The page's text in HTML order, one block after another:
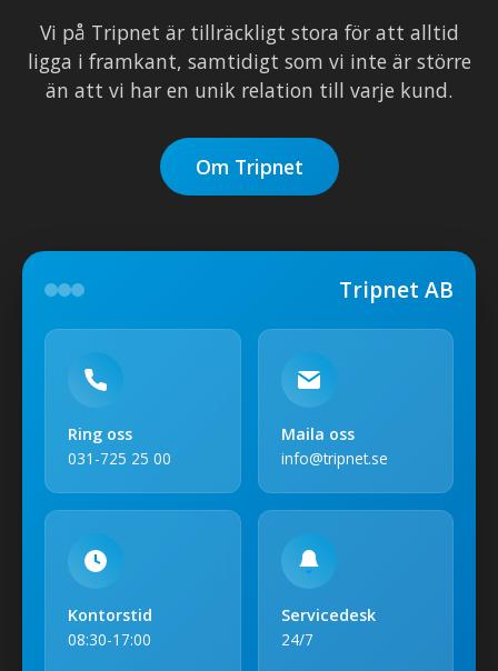
Vi på Tripnet är tillräckligt stora för att alltid
ligga i framkant, samtidigt som vi inte är större
än att vi har en unik relation till varje kund.
Om Tripnet
Tripnet AB
Ring oss
031-725 25 00
Maila oss
info@tripnet.se
Kontorstid
08:30-17:00
Servicedesk
24/7